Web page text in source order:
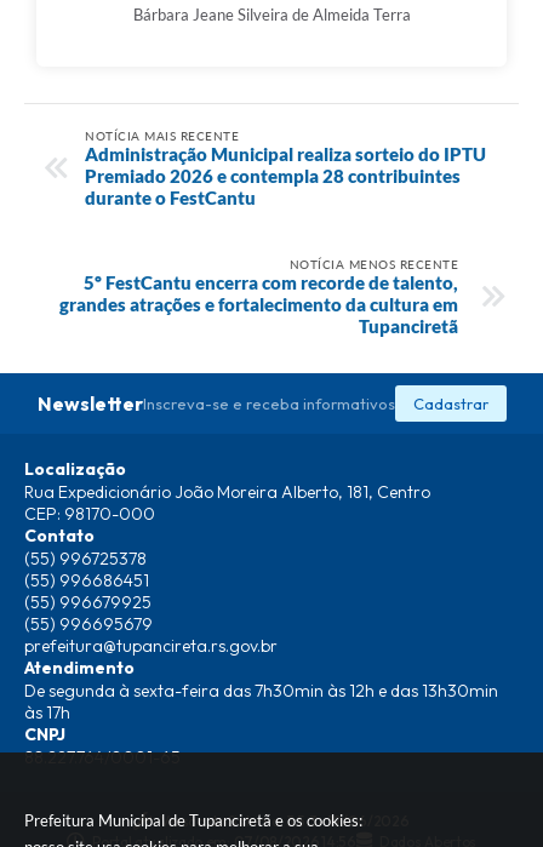
Prefeitura Municipal de Tupanciretã e os cookies:
Bárbara Jeane Silveira de Almeida Terra
NOTÍCIA MAIS RECENTE
Administração Municipal realiza sorteio do IPTU
Premiado 2026 e contempla 28 contribuintes
durante o FestCantu
NOTÍCIA MENOS RECENTE
5º FestCantu encerra com recorde de talento,
grandes atrações e fortalecimento da cultura em
Tupanciretã
NewsletterInscreva-se e receba informativos Cadastrar
Localização
Rua Expedicionário João Moreira Alberto, 181, Centro
CEP: 98170-000
Contato
(55) 996725378
(55) 996686451
(55) 996679925
(55) 996695679
prefeitura@tupancireta.rs.gov.br
Atendimento
De segunda à sexta-feira das 7h30min às 12h e das 13h30min
às 17h
CNPJ
88.227.764/0001-65
Versão do Sistema: 3.5.3 - 19/06/2026
Portal atualizado em:07/08/2026 14:56